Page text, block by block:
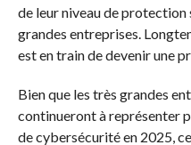
de leur niveau de
grandes entreprises.
est en train de devenir une
Bien que les très grandes
continueront à représenter
de cybersécurité en 2025,